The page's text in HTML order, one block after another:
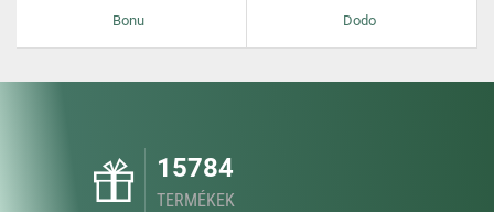
Bonu Dodo
15784
TERMÉKEK